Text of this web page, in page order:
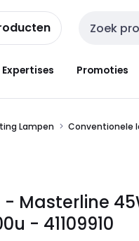
Zoekveld
Expertises Promoties
Lampen Conventionele
Masterline
- 41109910